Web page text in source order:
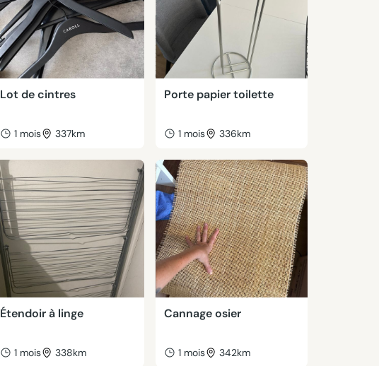
Lot de cintres
1 mois 337km
Porte papier toilette
1 mois 336km
Étendoir à linge
1 mois 338km
Cannage osier
1 mois 342km